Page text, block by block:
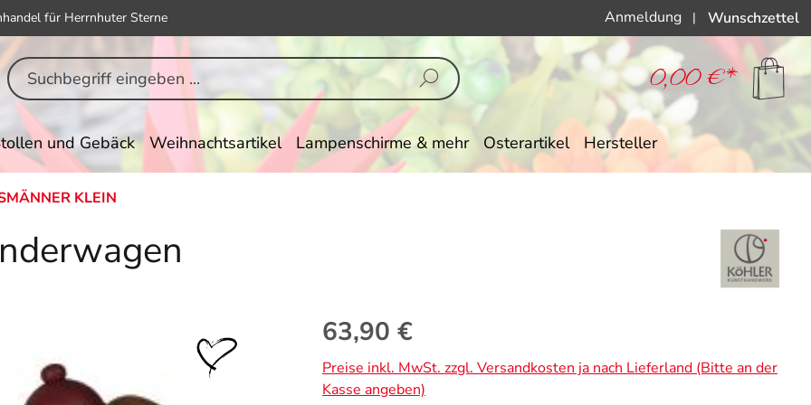
für Herrnhuter Sterne Anmeldung | Wunschzettel
0,00 €*
und Gebäck Weihnachtsartikel Lampenschirme & mehr Osterartikel Hersteller
KLEIN
Regulärer Preis:
63,90 €
Preise inkl. MwSt. zzgl. Versandkosten ja nach Lieferland (Bitte an der
Kasse angeben)